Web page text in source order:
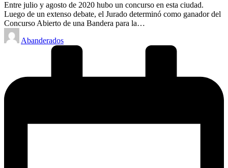
Entre julio y agosto de 2020 hubo un concurso en esta ciudad.
Luego de un extenso debate, el Jurado determinó como ganador del
Concurso Abierto de una Bandera para la…
Posted
by
Abanderados